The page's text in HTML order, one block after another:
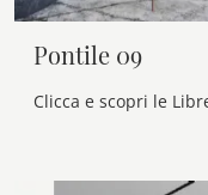
Pontile 09